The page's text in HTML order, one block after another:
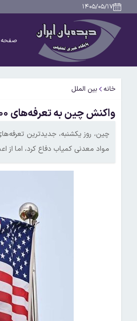
۱۴۰۵/۰۵/۱۷
خانه بین الملل
واکنش چین به تعرفه‌های ۱۰۰ درصدی آمریکا
چین، روز یکشنبه، جدیدترین
مواد معدنی کمیاب دفاع کرد، اما از